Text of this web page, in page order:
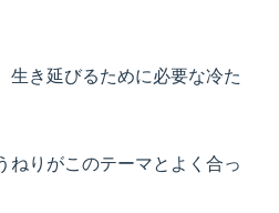
生き延びるために必要な冷た
ねりがこのテーマとよく合っ